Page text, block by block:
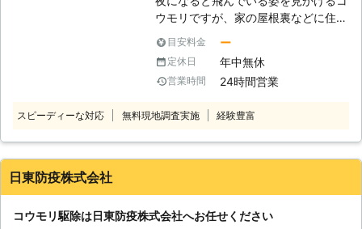
ウモリですが、家の屋根裏などに住み
着かれてしまうと、かなり厄介な害獣
となることをご存知でしょうか。 コ
ウモリの被害で一番深刻なのが、糞や
尿による被害です。コウモリは一日に
間住み着かれただけでも悪臭や天井の
る方もいらっしゃるかもしれません。
目安料金 ー
定休日 年中無休
営業時間 24時間営業
スピーディーな対応 無料現地調査実施 経験豊富
日東防疫株式会社
コウモリ駆除は日東防疫株式会社へお任せください